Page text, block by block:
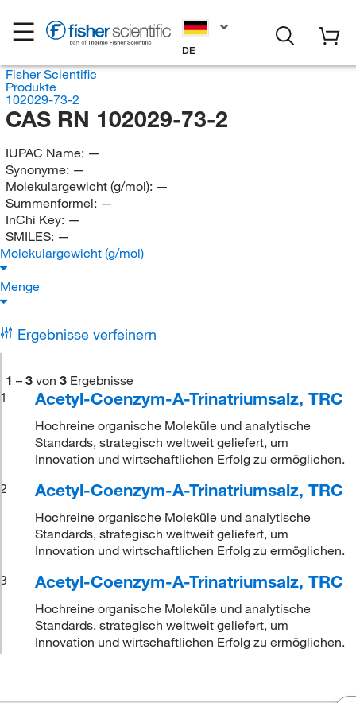
DE
Fisher Scientific
Produkte
102029-73-2
CAS RN 102029-73-2
IUPAC Name: —
Synonyme: —
Molekulargewicht (g/mol): —
Summenformel: —
InChi Key: —
SMILES: —
Molekulargewicht (g/mol)
Menge
Ergebnisse verfeinern
1 – 3 von 3 Ergebnisse
1
Acetyl-Coenzym-A-Trinatriumsalz, TRC
Hochreine organische Moleküle und analytische
Standards, strategisch weltweit geliefert, um
Innovation und wirtschaftlichen Erfolg zu ermöglichen.
2
Acetyl-Coenzym-A-Trinatriumsalz, TRC
Hochreine organische Moleküle und analytische
Standards, strategisch weltweit geliefert, um
Innovation und wirtschaftlichen Erfolg zu ermöglichen.
3
Acetyl-Coenzym-A-Trinatriumsalz, TRC
Hochreine organische Moleküle und analytische
Standards, strategisch weltweit geliefert, um
Innovation und wirtschaftlichen Erfolg zu ermöglichen.